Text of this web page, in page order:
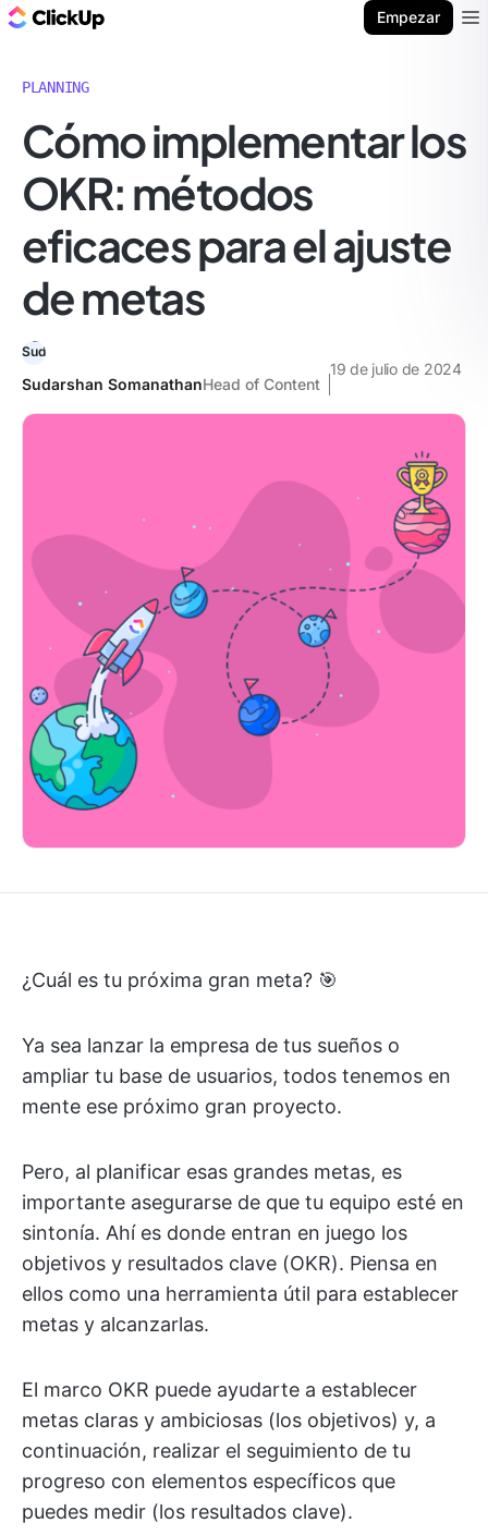
Empezar
PLANNING
Cómo implementar los
OKR: métodos
eficaces para el ajuste
de metas
Sudarshan SomanathanHead of Content
19 de julio de 2024
¿Cuál es tu próxima gran meta? 🎯
Ya sea lanzar la empresa de tus sueños o
ampliar tu base de usuarios, todos tenemos en
mente ese próximo gran proyecto.
Pero, al planificar esas grandes metas, es
importante asegurarse de que tu equipo esté en
sintonía. Ahí es donde entran en juego los
objetivos y resultados clave (OKR). Piensa en
ellos como una herramienta útil para establecer
metas y alcanzarlas.
El marco OKR puede ayudarte a establecer
metas claras y ambiciosas (los objetivos) y, a
continuación, realizar el seguimiento de tu
progreso con elementos específicos que
puedes medir (los resultados clave).